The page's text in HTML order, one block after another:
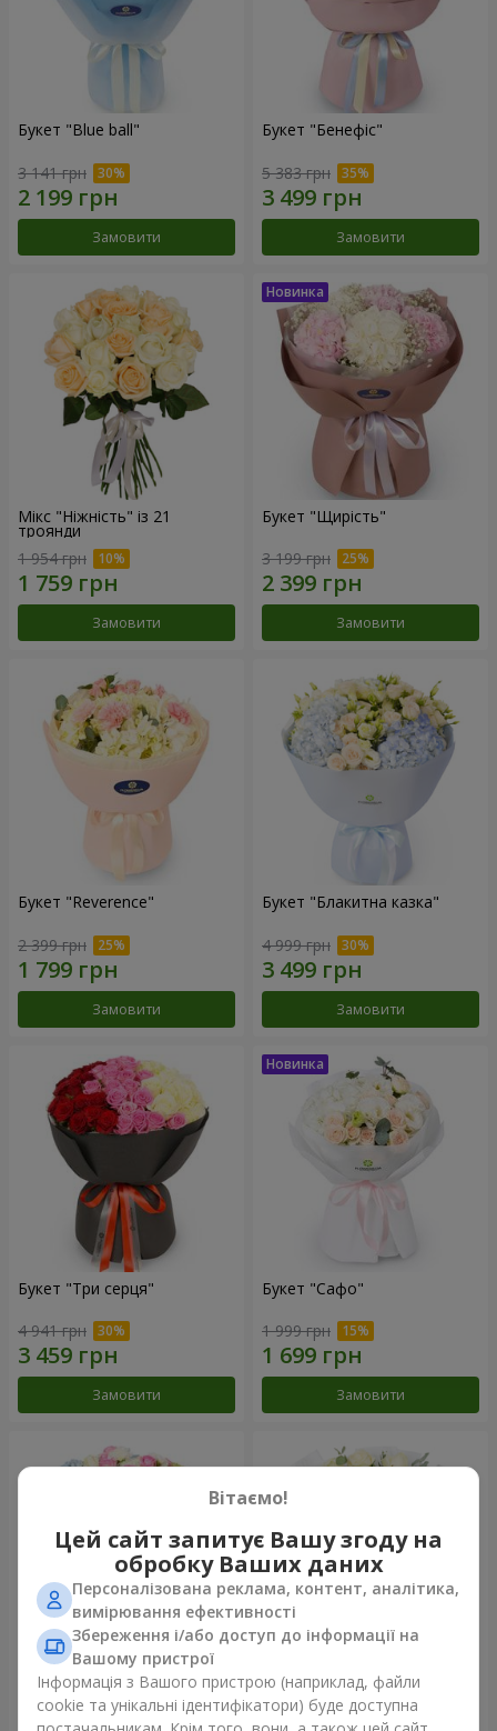
Букет "Blue ball"
3 141 грн
Замовити
Букет "Бенефіс"
5 383 грн
Замовити
Мікс "Ніжність" із 21
троянди
1 954 грн
Замовити
Букет "Щирість"
3 199 грн
Замовити
Букет "Reverence"
2 399 грн
Замовити
Букет "Блакитна казка"
4 999 грн
Замовити
Букет "Три серця"
4 941 грн
Замовити
Букет "Сафо"
1 999 грн
Замовити
Букет "Tarnis"
6 152 грн
Монобукет з 9 білих троянд
1 510 грн
Вітаємо!
Цей сайт запитує Вашу згоду на
обробку Ваших даних
Персоналізована реклама, контент, аналітика,
вимірювання ефективності
Збереження і/або доступ до інформації на
Вашому пристрої
Інформація з Вашого пристрою (наприклад, файли
cookie та унікальні ідентифікатори) буде доступна